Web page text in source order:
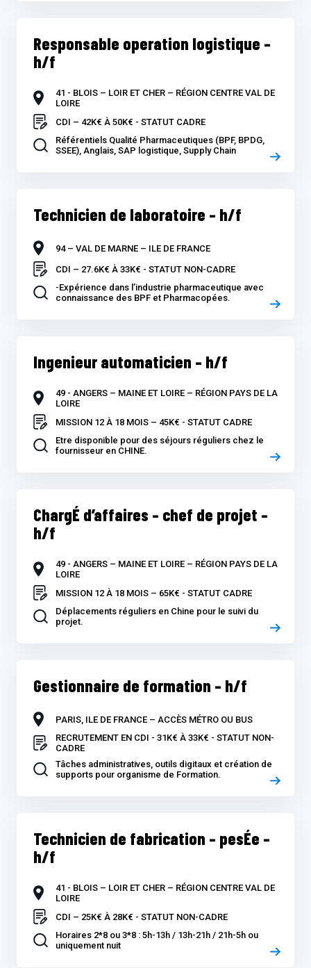
Responsable operation logistique –
h/f
41 - BLOIS – LOIR ET CHER – RÉGION CENTRE VAL DE
LOIRE
CDI – 42K€ À 50K€ - STATUT CADRE
Référentiels Qualité Pharmaceutiques (BPF, BPDG,
SSEE), Anglais, SAP logistique, Supply Chain
Technicien de laboratoire – h/f
94 – VAL DE MARNE – ILE DE FRANCE
CDI – 27.6K€ À 33K€ - STATUT NON-CADRE
-Expérience dans l’industrie pharmaceutique avec
connaissance des BPF et Pharmacopées.
Ingenieur automaticien – h/f
49 - ANGERS – MAINE ET LOIRE – RÉGION PAYS DE LA
LOIRE
MISSION 12 À 18 MOIS – 45K€ - STATUT CADRE
Etre disponible pour des séjours réguliers chez le
fournisseur en CHINE.
ChargÉ d’affaires – chef de projet –
h/f
49 - ANGERS – MAINE ET LOIRE – RÉGION PAYS DE LA
LOIRE
MISSION 12 À 18 MOIS – 65K€ - STATUT CADRE
Déplacements réguliers en Chine pour le suivi du
projet.
Gestionnaire de formation – h/f
PARIS, ILE DE FRANCE – ACCÈS MÉTRO OU BUS
RECRUTEMENT EN CDI - 31K€ À 33K€ - STATUT NON-
CADRE
Tâches administratives, outils digitaux et création de
supports pour organisme de Formation.
Technicien de fabrication – pesÉe –
h/f
41 - BLOIS – LOIR ET CHER – RÉGION CENTRE VAL DE
LOIRE
CDI – 25K€ À 28K€ - STATUT NON-CADRE
Horaires 2*8 ou 3*8 : 5h-13h / 13h-21h / 21h-5h ou
uniquement nuit